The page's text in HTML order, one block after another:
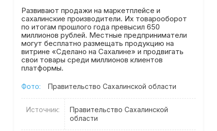
Развивают продажи на маркетплейсе и
сахалинские производители. Их товарооборот
по итогам прошлого года превысил 650
миллионов рублей. Местные предприниматели
могут бесплатно размещать продукцию на
витрине «Сделано на Сахалине» и продвигать
свои товары среди миллионов клиентов
платформы.
Фото: Правительство Сахалинской области
Источник:
Правительство Сахалинской
области